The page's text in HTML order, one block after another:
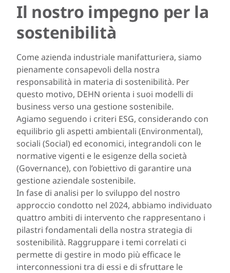
Il nostro impegno per la
sostenibilità
Come azienda industriale manifatturiera, siamo
pienamente consapevoli della nostra
responsabilità in materia di sostenibilità. Per
questo motivo, DEHN orienta i suoi modelli di
business verso una gestione sostenibile.
Agiamo seguendo i criteri ESG, considerando con
equilibrio gli aspetti ambientali (Environmental),
sociali (Social) ed economici, integrandoli con le
normative vigenti e le esigenze della società
(Governance), con l’obiettivo di garantire una
gestione aziendale sostenibile.
In fase di analisi per lo sviluppo del nostro
approccio condotto nel 2024, abbiamo individuato
quattro ambiti di intervento che rappresentano i
pilastri fondamentali della nostra strategia di
sostenibilità. Raggruppare i temi correlati ci
permette di gestire in modo più efficace le
interconnessioni tra di essi e di sfruttare le